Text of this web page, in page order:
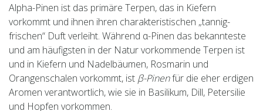
Alpha-Pinen ist das primäre Terpen, das in Kiefern
vorkommt und ihnen ihren charakteristischen „tannig-
frischen“ Duft verleiht. Während α-Pinen das bekannteste
und am häufigsten in der Natur vorkommende Terpen ist
und in Kiefern und Nadelbäumen, Rosmarin und
Orangenschalen vorkommt, ist β-Pinenfür die eher erdigen
Aromen verantwortlich, wie sie in Basilikum, Dill, Petersilie
und Hopfen vorkommen.